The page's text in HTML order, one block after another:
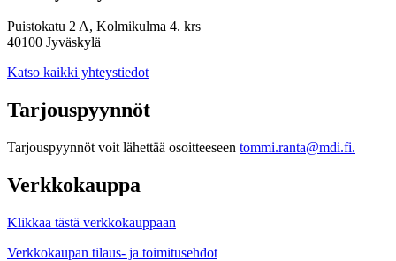
Puistokatu 2 A, Kolmikulma 4. krs
40100 Jyväskylä
Katso kaikki yhteystiedot
Tarjouspyynnöt
Tarjouspyynnöt voit lähettää osoitteeseen tommi.ranta@mdi.fi.
Verkkokauppa
Klikkaa tästä verkkokauppaan
Verkkokaupan tilaus- ja toimitusehdot